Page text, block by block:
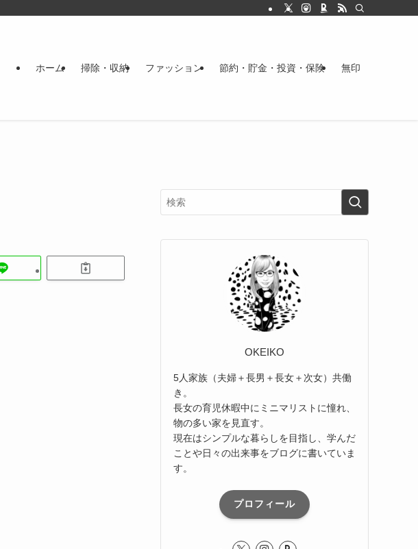
ホーム 掃除・収納 ファッション 節約・貯金・投資・保険 無印
OKEIKO
5人家族（夫婦＋長男＋長女＋次女）共働
き。
長女の育児休暇中にミニマリストに憧れ、
物の多い家を見直す。
現在はシンプルな暮らしを目指し、学んだ
ことや日々の出来事をブログに書いていま
す。
プロフィール